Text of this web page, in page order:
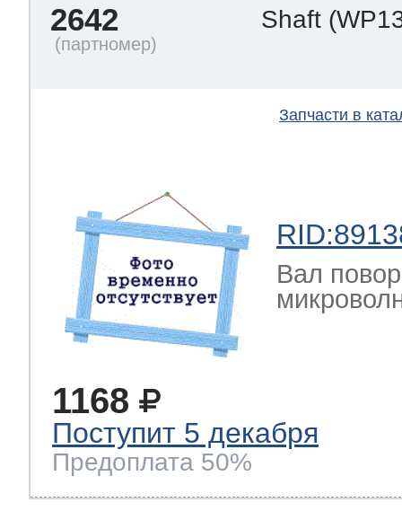
2642 Shaft
Запчасти в
Вал
1168
Поступит 5 декабря
Предоплата 50%